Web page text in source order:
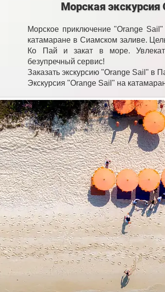
Морская
Морское приключение "Orange
катамаране в Сиамском заливе.
Ко Пай и закат в море.
безупречный сервис!
Заказать экскурсию "Orange Sail" в
Экскурсия "Orange Sail" на